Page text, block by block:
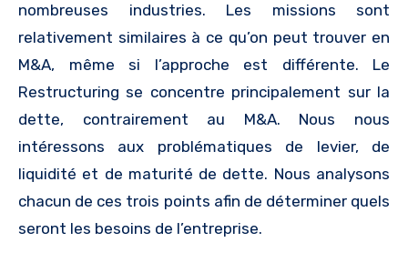
nombreuses industries. Les missions sont
relativement similaires à ce qu’on peut trouver en
M&A, même si l’approche est différente. Le
Restructuring se concentre principalement sur la
dette, contrairement au M&A. Nous nous
intéressons aux problématiques de levier, de
liquidité et de maturité de dette. Nous analysons
chacun de ces trois points afin de déterminer quels
seront les besoins de l’entreprise.